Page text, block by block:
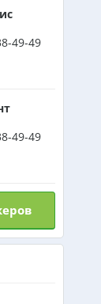
Индонезия (Бали) из Алматы
49-49
49-49